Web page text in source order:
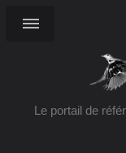
Le portail de